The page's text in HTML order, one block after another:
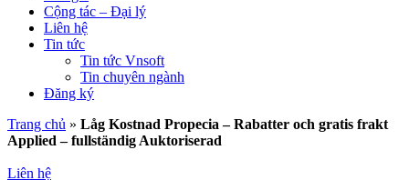
Cộng tác – Đại lý
Liên hệ
Tin tức
Tin tức Vnsoft
Tin chuyên ngành
Đăng ký
Trang chủ » Låg Kostnad Propecia – Rabatter och gratis frakt
Applied – fullständig Auktoriserad
Liên hệ